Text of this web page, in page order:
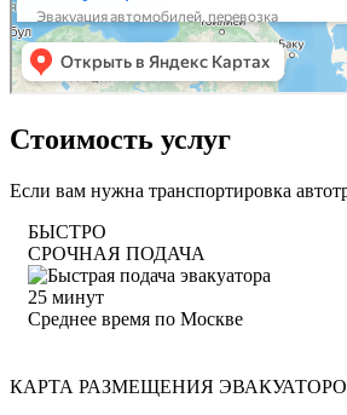
Стоимость услуг
Если вам нужна транспортировка
БЫСТРО
СРОЧНАЯ ПОДАЧА
25 минут
Среднее время по Москве
КАРТА РАЗМЕЩЕНИЯ